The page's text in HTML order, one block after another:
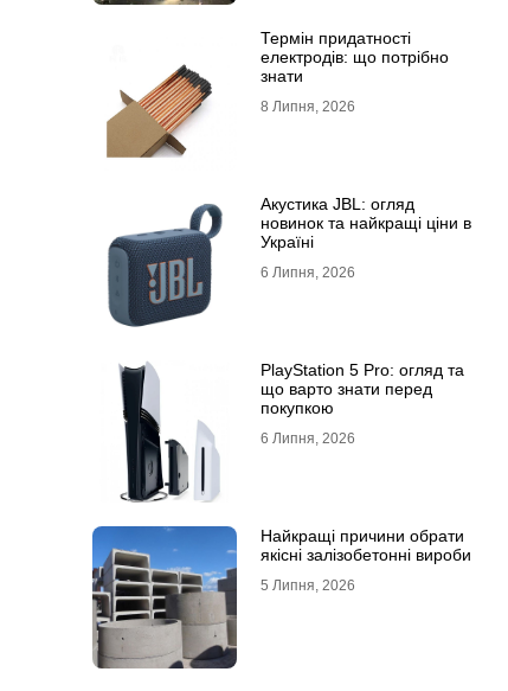
Термін придатності
електродів: що потрібно
знати
8 Липня, 2026
Акустика JBL: огляд
новинок та найкращі ціни в
Україні
6 Липня, 2026
PlayStation 5 Pro: огляд та
що варто знати перед
покупкою
6 Липня, 2026
Найкращі причини обрати
якісні залізобетонні вироби
5 Липня, 2026